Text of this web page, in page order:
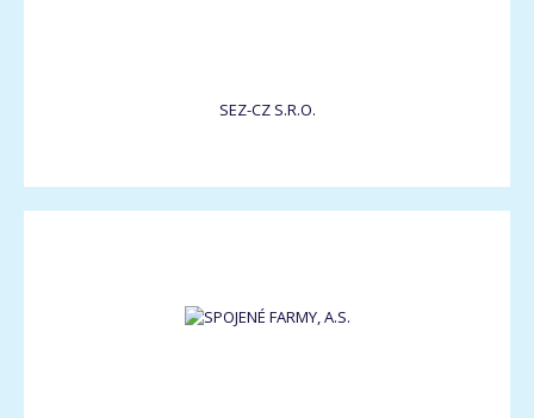
SEZ-CZ S.R.O.